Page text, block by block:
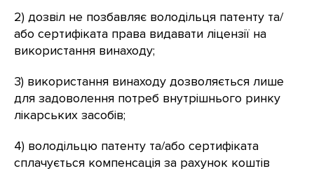
2) дозвіл не позбавляє володільця патенту та/
або сертифіката права видавати ліцензії на
використання винаходу;
3) використання винаходу дозволяється лише
для задоволення потреб внутрішнього ринку
лікарських засобів;
4) володільцю патенту та/або сертифіката
сплачується компенсація за рахунок коштів